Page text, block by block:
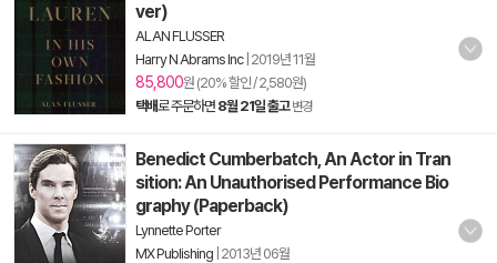
ver)
ALAN FLUSSER
Harry N Abrams Inc| 2019년 11월
85,800원 (20% 할인 / 2,580원)
택배로 주문하면 8월 21일 출고 변경
Benedict Cumberbatch, An Actor in Tran
sition: An Unauthorised Performance Bio
graphy (Paperback)
Lynnette Porter
MX Publishing 2013년 06월